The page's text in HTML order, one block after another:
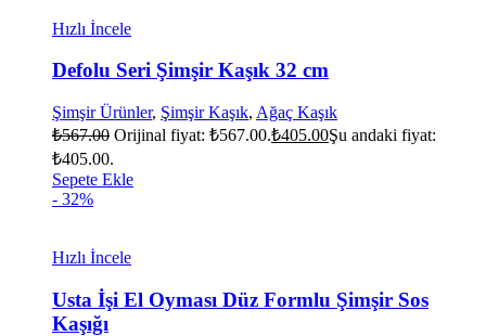
Hızlı İncele
Defolu Seri Şimşir Kaşık 32 cm
Şimşir Ürünler, Şimşir Kaşık, Ağaç Kaşık
₺567.00 Orijinal fiyat: ₺567.00.₺405.00Şu andaki fiyat:
₺405.00.
Sepete Ekle
- 32%
Hızlı İncele
Usta İşi El Oyması Düz Formlu Şimşir Sos
Kaşığı